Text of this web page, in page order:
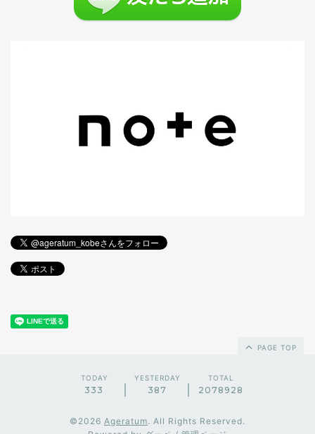
PAGE TOP
TODAY
333
YESTERDAY
387
TOTAL
2078928
©2026 Ageratum. All Rights Reserved.